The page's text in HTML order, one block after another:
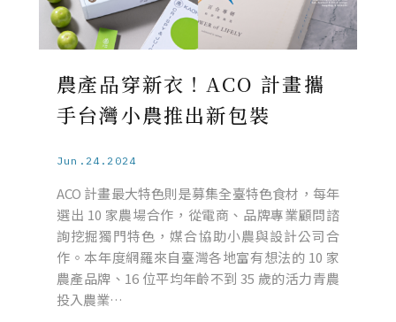
農產品穿新衣！ACO 計畫攜
手台灣小農推出新包裝
Jun.24.2024
ACO 計畫最大特色則是募集全臺特色食材，每年
選出 10 家農場合作，從電商、品牌專業顧問諮
詢挖掘獨門特色，媒合協助小農與設計公司合
作。本年度網羅來自臺灣各地富有想法的 10 家
農產品牌、16 位平均年齡不到 35 歲的活力青農
投入農業…